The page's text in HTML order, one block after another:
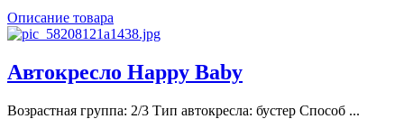
Описание товара
Автокресло Happy Baby
Возрастная группа: 2/3 Тип автокресла: бустер Способ ...